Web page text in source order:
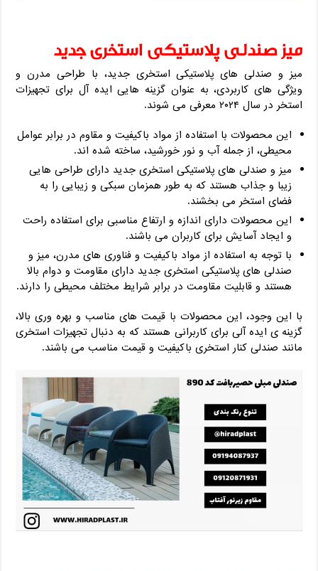
میز صندلی پلاستیکی استخری جدید
میز و صندلی‌ های پلاستیکی استخری جدید، با طراحی مدرن و
ویژگی‌ های کاربردی، به عنوان گزینه‌ هایی ایده‌ آل برای تجهیزات
استخر در سال ۲۰۲۴ معرفی می‌ شوند.
این محصولات با استفاده از مواد باکیفیت و مقاوم در برابر عوامل
محیطی، از جمله آب و نور خورشید، ساخته شده‌ اند.
میز و صندلی‌ های پلاستیکی استخری جدید دارای طراحی‌ هایی
زیبا و جذاب هستند که به‌ طور همزمان سبکی و زیبایی را به
فضای استخر می‌ بخشند.
این محصولات دارای اندازه و ارتفاع مناسبی برای استفاده راحت
و ایجاد آسایش برای کاربران می‌ باشند.
با توجه به استفاده از مواد باکیفیت و فناوری‌ های مدرن، میز و
صندلی‌ های پلاستیکی استخری جدید دارای مقاومت و دوام بالا
هستند و قابلیت مقاومت در برابر شرایط مختلف محیطی را دارند.
با این وجود، این محصولات با قیمت‌ های مناسب و بهره‌ وری بالا،
گزینه‌ ی ایده‌ آلی برای کاربرانی هستند که به دنبال تجهیزات استخری
مانند صندلی کنار استخری باکیفیت و قیمت مناسب می‌ باشند.